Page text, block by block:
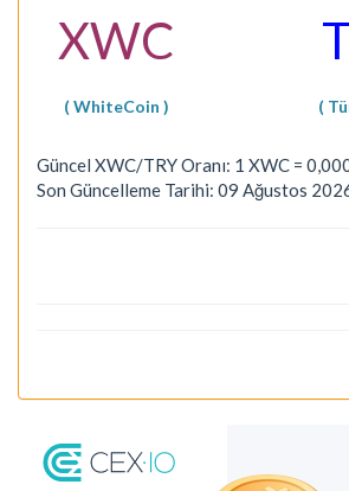
XWC
( WhiteCoin ) (
Güncel XWC/TRY Oranı: 1 XWC =
Son Güncelleme Tarihi: 09 Ağustos